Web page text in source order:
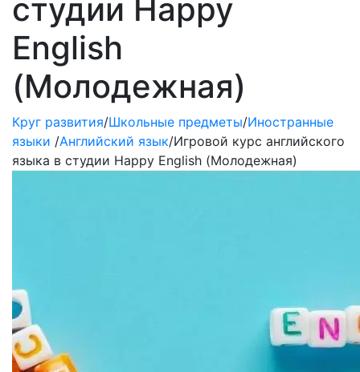
студии Happy
English
(Молодежная)
Круг развития/Школьные предметы/Иностранные
языки /Английский язык/Игровой курс английского
языка в студии Happy English (Молодежная)